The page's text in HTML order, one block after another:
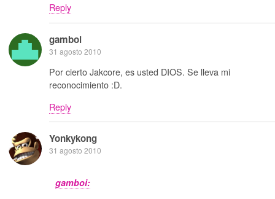
Reply
gamboi
31 agosto 2010
Por cierto Jakcore, es usted DIOS. Se lleva mi
reconocimiento :D.
Reply
Yonkykong
31 agosto 2010
gamboi: